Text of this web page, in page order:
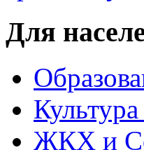
Для
ЖКХ и